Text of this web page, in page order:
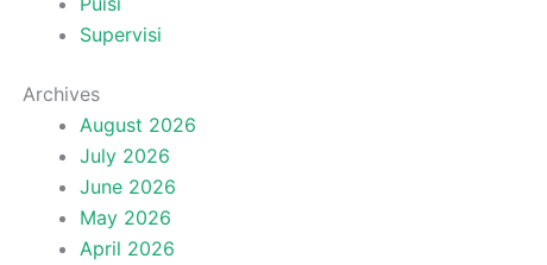
Supervisi
Archives
August 2026
July 2026
June 2026
May 2026
April 2026